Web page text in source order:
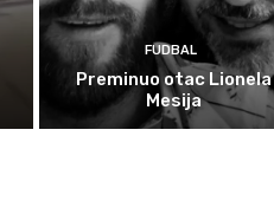
FUDBAL
Preminuo otac Lionela
Mesija